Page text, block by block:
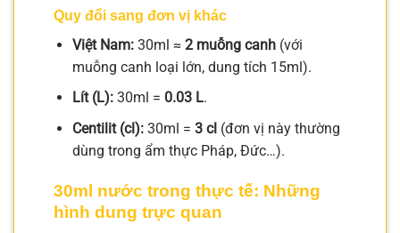
Quy đổi sang đơn vị khác
Việt Nam:30ml ≈ 2 muỗng canh(với
muỗng canh loại lớn, dung tích 15ml).
Lít (L):30ml = 0.03 L.
Centilit (cl):30ml = 3 cl(đơn vị này thường
dùng trong ẩm thực Pháp, Đức…).
30ml nước trong thực tế: Những
hình dung trực quan